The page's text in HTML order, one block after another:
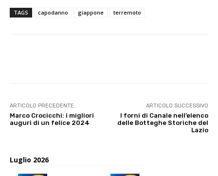
TAGS capodanno giappone terremoto
ARTICOLO PRECEDENTE
Marco Crocicchi: i migliori
auguri di un felice 2024
ARTICOLO SUCCESSIVO
I forni di Canale nell’elenco
delle Botteghe Storiche del
Lazio
Luglio 2026